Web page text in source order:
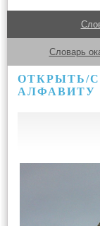
Словарь
ОТКРЫТЬ/
АЛФАВИТУ